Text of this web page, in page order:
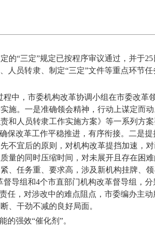
“三定”规定已按程序审议通过，并于25
人员转隶、制定“三定”文件等重点环节任
中，市委机构改革协调小组在市委改革
施。一是准确领会精神，行动上谋定而
和人员转隶工作实施方案》等一系列方
保改革工作平稳推进，有序衔接。二是提
不宜后的原则，对机构改革提挡加速，
量的同时压缩时间，对未展开且存在困难
、任务重、要求高，涉及新机构挂牌、领
导组和4个市直部门机构改革督导组，分
，对涉改中的难点阻点，市委编办主动
、干劲不减的良好局面。
强效“催化剂”。